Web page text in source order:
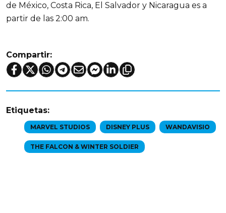
de México, Costa Rica, El Salvador y Nicaragua es a
partir de las 2:00 am.
Compartir:
Etiquetas:
MARVEL STUDIOS DISNEY PLUS WANDAVISIO
THE FALCON & WINTER SOLDIER